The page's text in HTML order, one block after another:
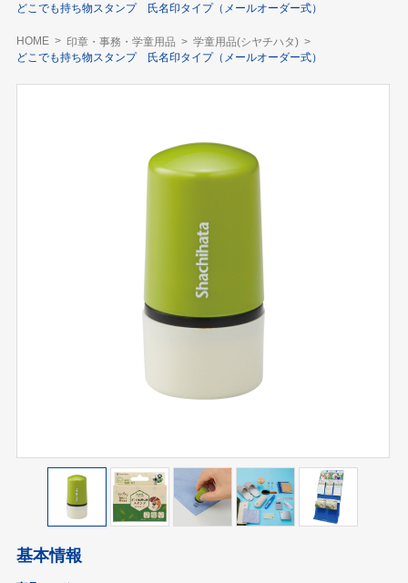
どこでも持ち物スタンプ 氏名印タイプ（メールオーダー式）
HOME 印章・事務・学童用品
学童用品(シヤチハタ)
どこでも持ち物スタンプ 氏名印タイプ（メールオーダー式）
基本情報